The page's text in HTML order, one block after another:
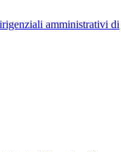
amministrativi di